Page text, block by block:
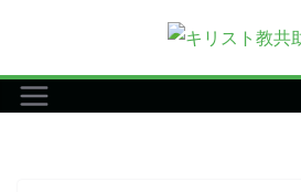
テ
ン